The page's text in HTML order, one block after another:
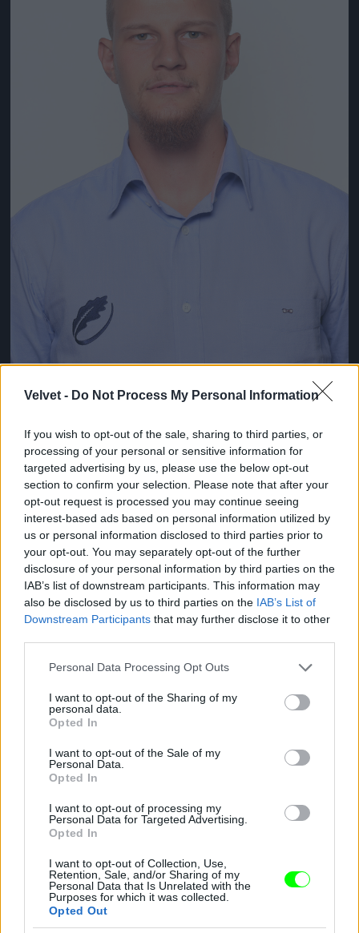
Velvet - Do Not Process My Personal Information
If you wish to opt-out of the sale, sharing to third parties, or
processing of your personal or sensitive information for
targeted advertising by us, please use the below opt-out
section to confirm your selection. Please note that after your
opt-out request is processed you may continue seeing
interest-based ads based on personal information utilized by
us or personal information disclosed to third parties prior to
your opt-out. You may separately opt-out of the further
disclosure of your personal information by third parties on the
IAB’s list of downstream participants. This information may
also be disclosed by us to third parties on the IAB’s List of
Downstream Participants that may further disclose it to other
Please note that this website/app uses one or more Google
not limited to your visit or usage behaviour. You may click to
grant or deny consent to Google and its third-party tags to
use your data for below specified purposes in below Google
consent section.
Personal Data Processing Opt Outs
I want to opt-out of the Sharing of my
personal data.
Opted In
I want to opt-out of the Sale of my
Personal Data.
Opted In
I want to opt-out of processing my
Personal Data for Targeted Advertising.
Opted In
I want to opt-out of Collection, Use,
Retention, Sale, and/or Sharing of my
Personal Data that Is Unrelated with the
Purposes for which it was collected.
Opted Out
Emilian-Sabin Vasilescu, Románia
Fotó: Matt Lewis - World Rugby / Europress / Getty #8
Jön még kép!